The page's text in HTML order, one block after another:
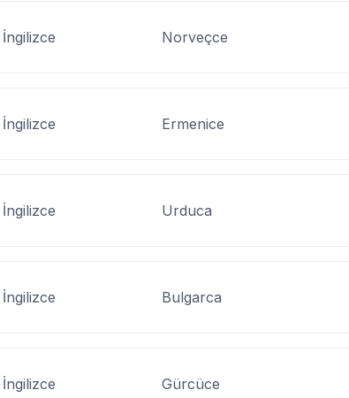
İngilizce Norveçce
İngilizce Ermenice
İngilizce Urduca
İngilizce Bulgarca
İngilizce Gürcüce